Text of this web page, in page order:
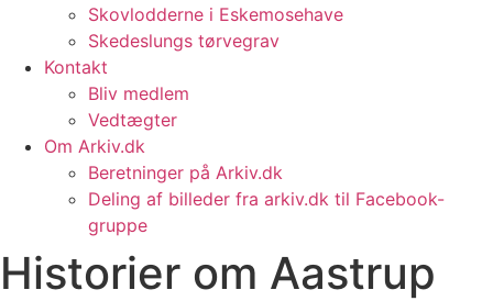
Skovlodderne i Eskemosehave
Skedeslungs tørvegrav
Kontakt
Bliv medlem
Vedtægter
Om Arkiv.dk
Beretninger på Arkiv.dk
Deling af billeder fra arkiv.dk til Facebook-
gruppe
Historier om Aastrup